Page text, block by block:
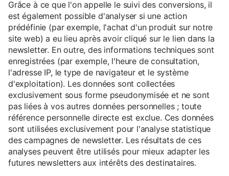
Grâce à ce que l'on appelle le suivi des conversions, il
est également possible d'analyser si une action
prédéfinie (par exemple, l'achat d'un produit sur notre
site web) a eu lieu après avoir cliqué sur le lien dans la
newsletter. En outre, des informations techniques sont
enregistrées (par exemple, l'heure de consultation,
l'adresse IP, le type de navigateur et le système
d'exploitation). Les données sont collectées
exclusivement sous forme pseudonymisée et ne sont
pas liées à vos autres données personnelles ; toute
référence personnelle directe est exclue. Ces données
sont utilisées exclusivement pour l'analyse statistique
des campagnes de newsletter. Les résultats de ces
analyses peuvent être utilisés pour mieux adapter les
futures newsletters aux intérêts des destinataires.